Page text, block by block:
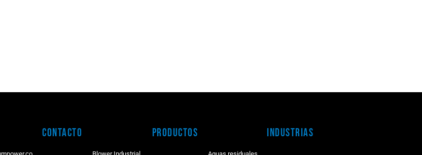
Contacto Productos Industrias